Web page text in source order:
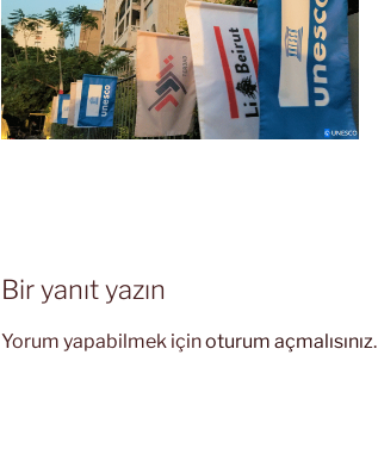
Bir yanıt yazın
Yorum yapabilmek içinoturum açmalısınız.